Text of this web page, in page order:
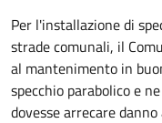
Per l'installazione di
strade comunali, il
al mantenimento in
specchio parabolico e
dovesse arrecare